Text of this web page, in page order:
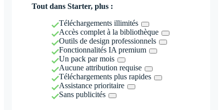
Tout dans Starter, plus :
Téléchargements illimités
Accès complet à la bibliothèque
Outils de design professionnels
Fonctionnalités IA premium
Un pack par mois
Aucune attribution requise
Téléchargements plus rapides
Assistance prioritaire
Sans publicités